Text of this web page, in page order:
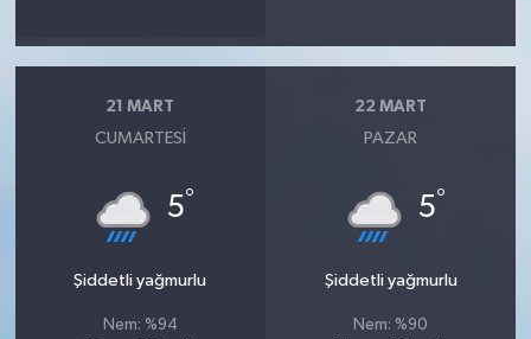
21 MART
CUMARTESI
5°
Şiddetli yağmurlu
Nem: %94
22 MART
PAZAR
5°
Şiddetli yağmurlu
Nem: %90